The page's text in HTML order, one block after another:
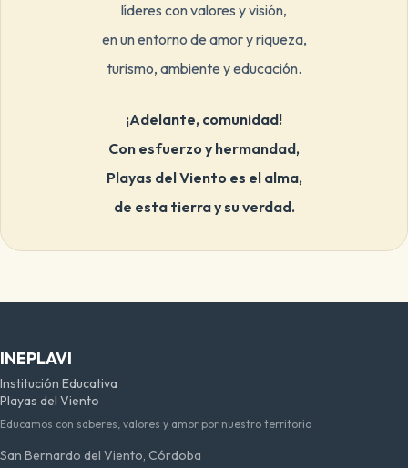
líderes con valores y visión,
en un entorno de amor y riqueza,
turismo, ambiente y educación.
¡Adelante, comunidad!
Con esfuerzo y hermandad,
Playas del Viento es el alma,
de esta tierra y su verdad.
INEPLAVI
Institución Educativa
Playas del Viento
Educamos con saberes, valores y amor por nuestro territorio
San Bernardo del Viento, Córdoba